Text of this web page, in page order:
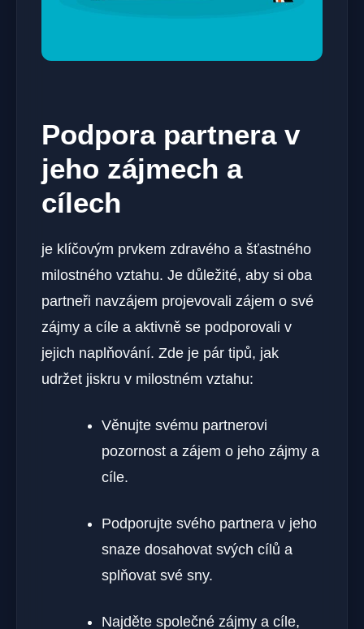
Podpora partnera v
jeho zájmech a
cílech
je klíčovým prvkem zdravého a šťastného
milostného vztahu. Je důležité, aby si oba
partneři navzájem projevovali zájem o své
zájmy a cíle a aktivně se podporovali v
jejich naplňování. Zde je pár tipů, jak
udržet jiskru v milostném vztahu:
Věnujte svému partnerovi
pozornost a zájem o jeho zájmy a
cíle.
Podporujte svého partnera v jeho
snaze dosahovat svých cílů a
splňovat své sny.
Najděte společné zájmy a cíle,